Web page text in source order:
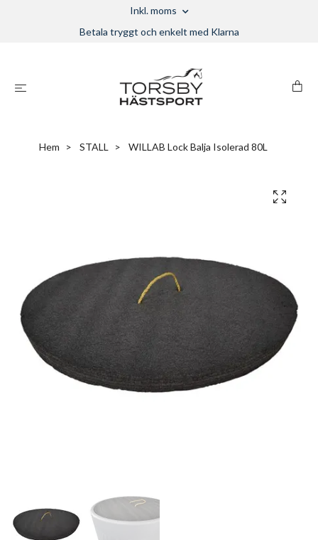
Inkl. moms
Betala tryggt och enkelt med Klarna
Hem STALL WILLAB Lock Balja Isolerad 80L